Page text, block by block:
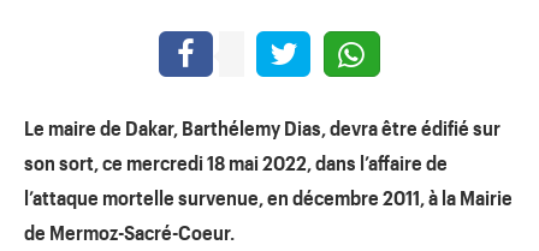
Le maire de Dakar, Barthélemy Dias, devra être édifié sur
son sort, ce mercredi 18 mai 2022, dans l’affaire de
l’attaque mortelle survenue, en décembre 2011, à la Mairie
de Mermoz-Sacré-Coeur.